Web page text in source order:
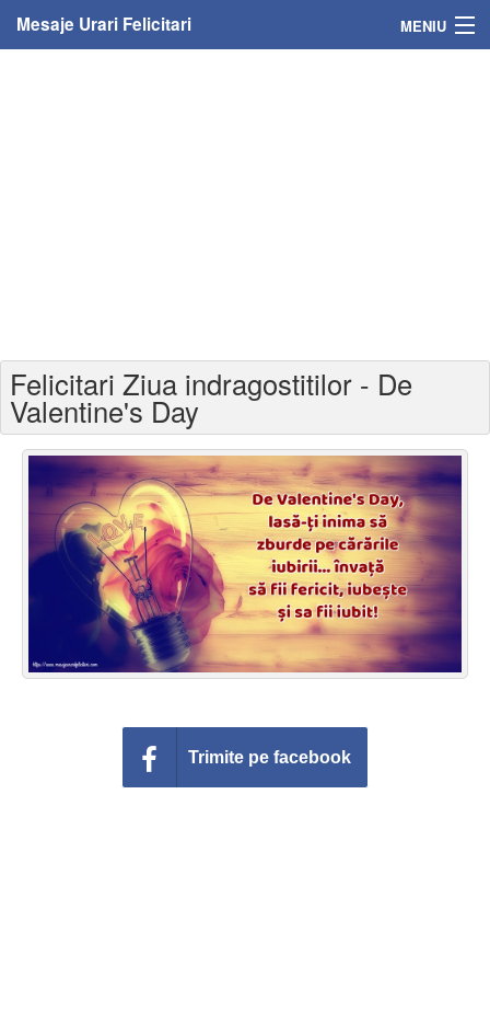
Mesaje Urari Felicitari MENIU
Felicitari varsta
Felicitari zilele anului
Felicitari zile saptamana
Felicitari muzicale
Felicitari muzicale personalizate
Felicitari animate
Conecteaza-te
Felicitari Ziua indragostitilor - De
Valentine's Day
Trimite pe facebook